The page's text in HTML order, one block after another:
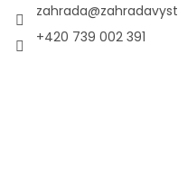
zahrada@
+420 739 002 391